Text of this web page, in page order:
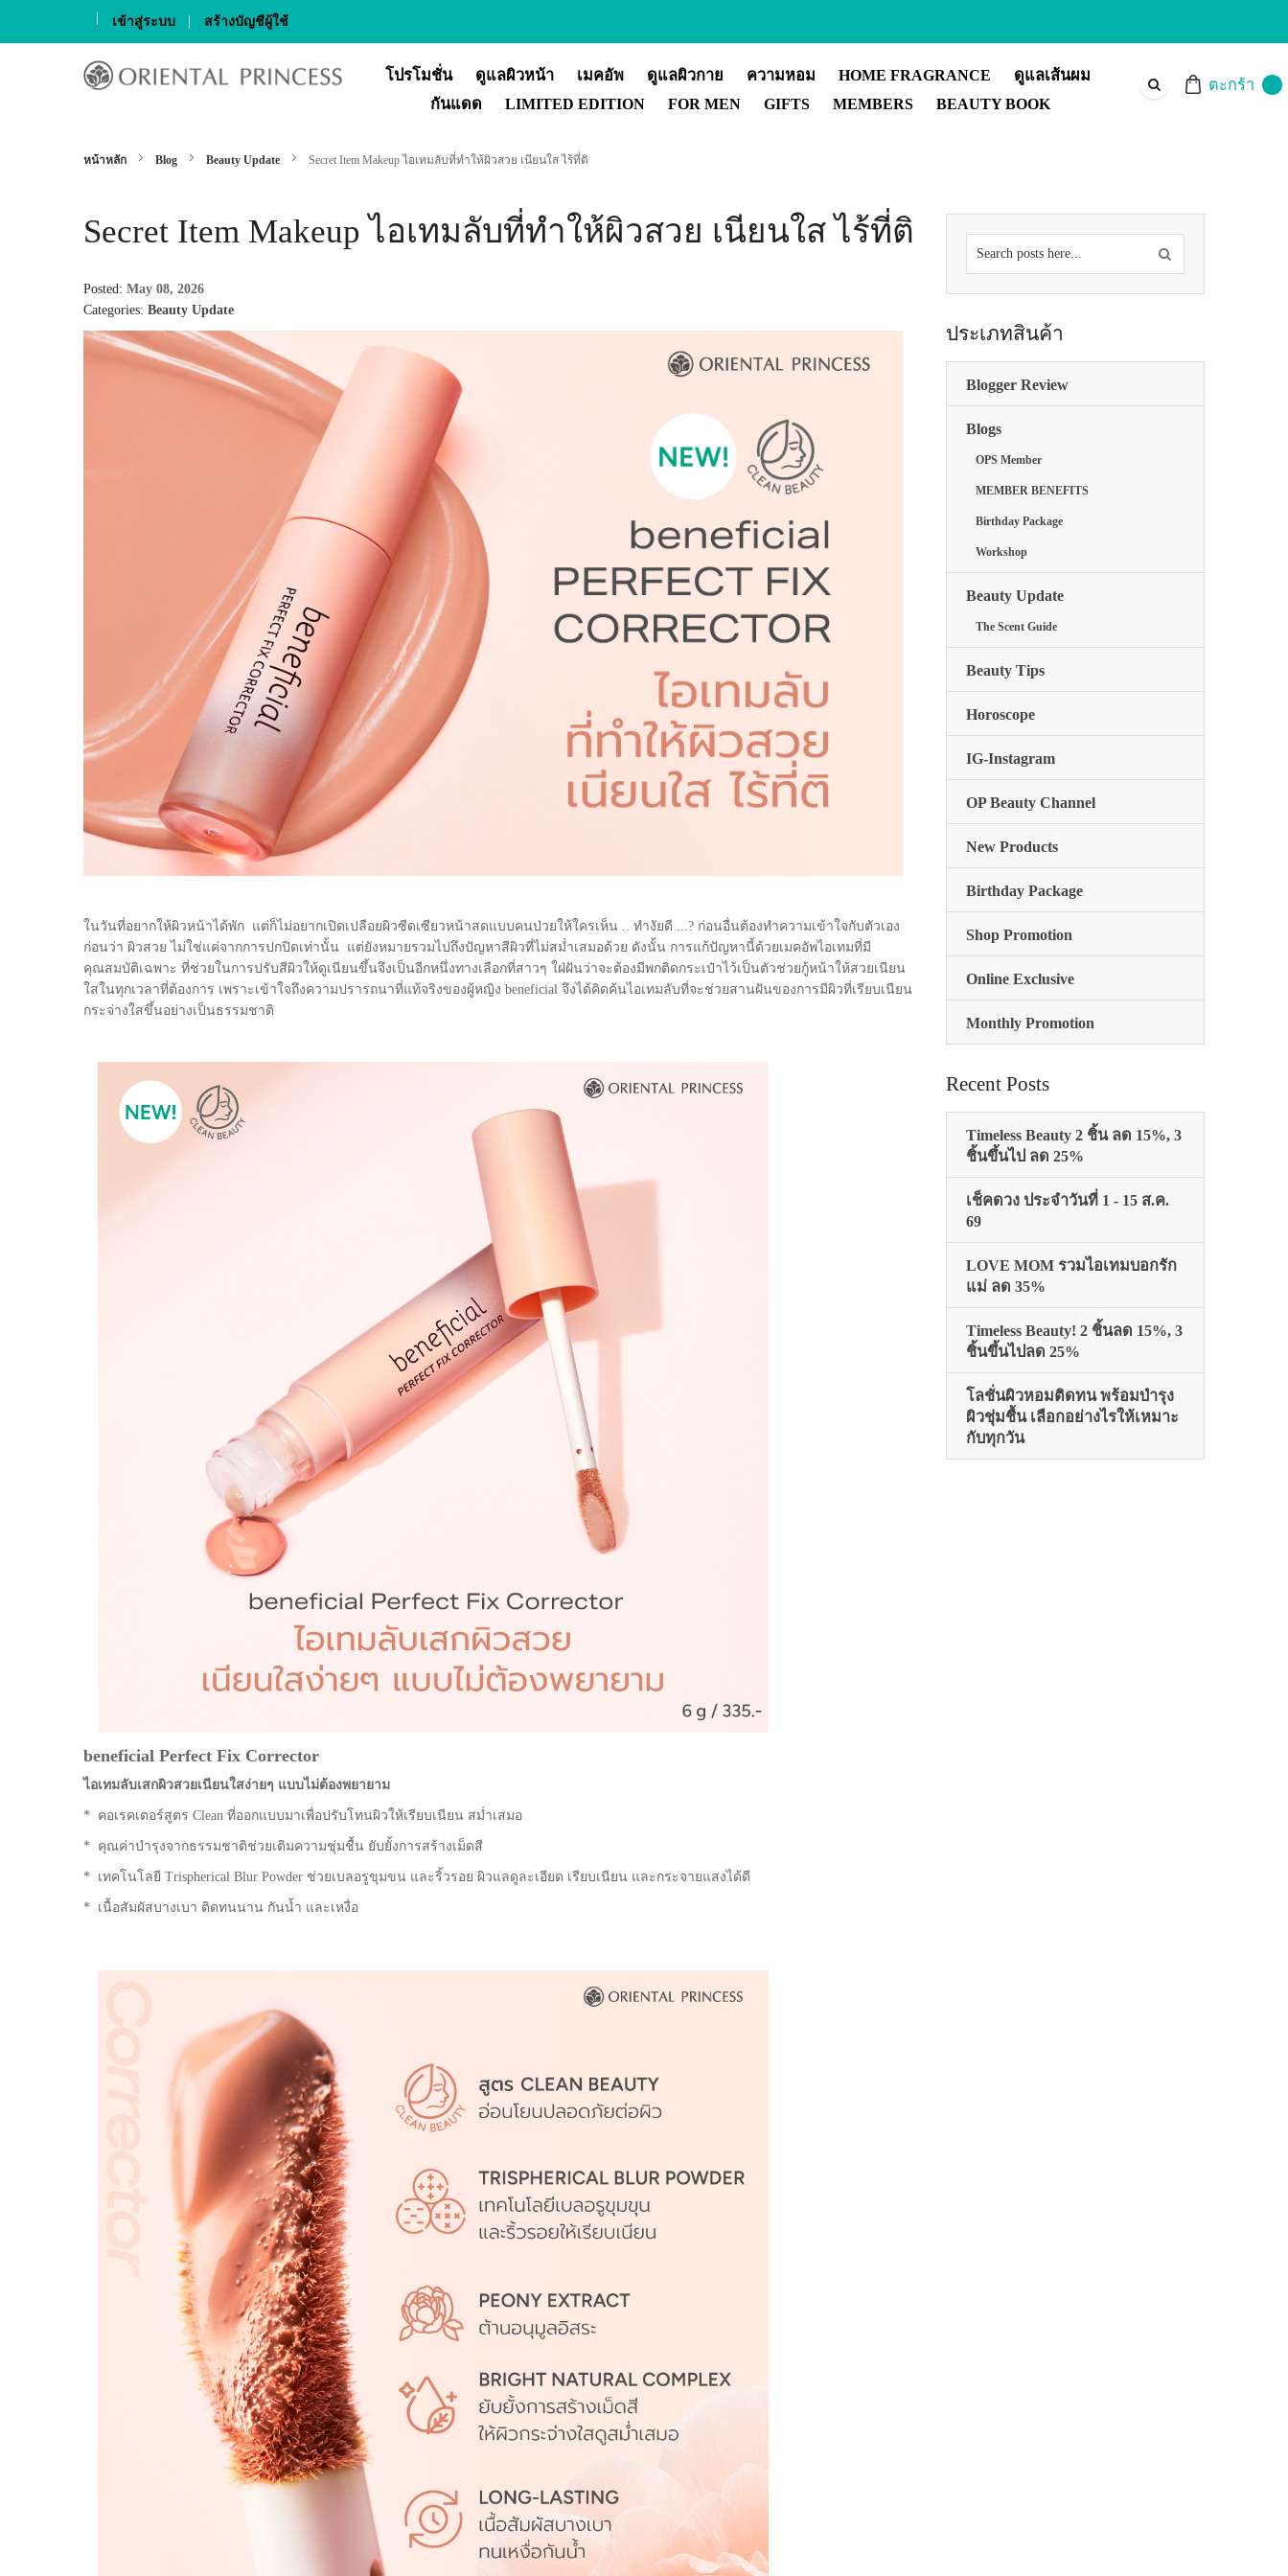
เข้าสู่ระบบ
สร้างบัญชีผู้ใช้
Skip
to
Content
โปรโมชั่น ดูแลผิวหน้า เมคอัพ ดูแลผิวกาย ความหอม HOME FRAGRANCE
ดูแลเส้นผม
กันแดด
LIMITED EDITION FOR MEN GIFTS MEMBERS BEAUTY BOOK
ตะกร้า
หน้าหลัก Blog Beauty Update Secret Item Makeup ไอเทมลับที่ทำให้ผิวสวย เนียนใส ไร้ที่ติ
Secret Item Makeup ไอเทมลับที่ทำให้ผิวสวย เนียนใส ไร้ที่ติ
Posted: May 08, 2026
Categories: Beauty Update
ในวันที่อยากให้ผิวหน้าได้พัก แต่ก็ไม่อยากเปิดเปลือยผิวซีดเซียวหน้าสดแบบคนป่วยให้ใครเห็น .. ทำงัยดี ...? ก่อนอื่นต้องทำความเข้าใจกับตัวเอง
ก่อนว่า ผิวสวย ไม่ใช่แค่จากการปกปิดเท่านั้น แต่ยังหมายรวมไปถึงปัญหาสีผิวที่ไม่สม่ำเสมอด้วย ดังนั้น การแก้ปัญหานี้ด้วยเมคอัพไอเทมที่มี
คุณสมบัติเฉพาะ ที่ช่วยในการปรับสีผิวให้ดูเนียนขึ้นจึงเป็นอีกหนึ่งทางเลือกที่สาวๆ ใฝ่ฝันว่าจะต้องมีพกติดกระเป๋าไว้เป็นตัวช่วยกู้หน้าให้สวยเนียน
ใสในทุกเวลาที่ต้องการ เพราะเข้าใจถึงความปรารถนาที่แท้จริงของผู้หญิง beneficial จึงได้คิดค้นไอเทมลับที่จะช่วยสานฝันของการมีผิวที่เรียบเนียน
กระจ่างใสขึ้นอย่างเป็นธรรมชาติ
beneficial Perfect Fix Corrector
ไอเทมลับเสกผิวสวยเนียนใสง่ายๆ แบบไม่ต้องพยายาม
* คอเรคเตอร์สูตร Clean ที่ออกแบบมาเพื่อปรับโทนผิวให้เรียบเนียน สม่ำเสมอ
* คุณค่าบำรุงจากธรรมชาติช่วยเติมความชุ่มชื้น ยับยั้งการสร้างเม็ดสี
* เทคโนโลยี Trispherical Blur Powder ช่วยเบลอรูขุมขน และริ้วรอย ผิวแลดูละเอียด เรียบเนียน และกระจายแสงได้ดี
* เนื้อสัมผัสบางเบา ติดทนนาน กันน้ำ และเหงื่อ
ประเภทสินค้า
Blogger Review
Blogs
OPS Member
MEMBER BENEFITS
Birthday Package
Workshop
Beauty Update
The Scent Guide
Beauty Tips
Horoscope
IG-Instagram
OP Beauty Channel
New Products
Birthday Package
Shop Promotion
Online Exclusive
Monthly Promotion
Recent Posts
Timeless Beauty 2 ชิ้น ลด 15%, 3
ชิ้นขึ้นไป ลด 25%
เช็คดวง ประจำวันที่ 1 - 15 ส.ค.
69
LOVE MOM รวมไอเทมบอกรัก
แม่ ลด 35%
Timeless Beauty! 2 ชิ้นลด 15%, 3
ชิ้นขึ้นไปลด 25%
โลชั่นผิวหอมติดทน พร้อมบำรุง
ผิวชุ่มชื้น เลือกอย่างไรให้เหมาะ
กับทุกวัน